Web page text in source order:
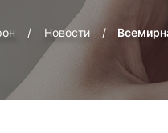
Новости